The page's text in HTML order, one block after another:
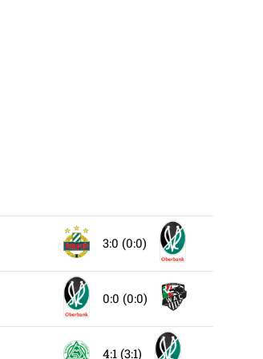
3:0 (0:0)
0:0 (0:0)
4:1 (3:1)